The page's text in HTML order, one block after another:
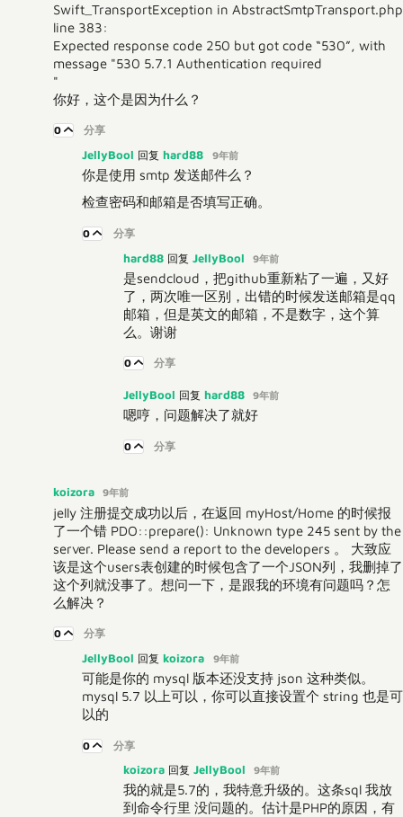
Swift_TransportException in AbstractSmtpTransport.php
line 383:
Expected response code 250 but got code “530”, with
message "530 5.7.1 Authentication required
"
你好，这个是因为什么？
0 分享
JellyBool 回复 hard88 9年前
你是使用 smtp 发送邮件么？
检查密码和邮箱是否填写正确。
0 分享
hard88 回复 JellyBool 9年前
是sendcloud，把github重新粘了一遍，又好
了，两次唯一区别，出错的时候发送邮箱是qq
邮箱，但是英文的邮箱，不是数字，这个算
么。谢谢
0 分享
JellyBool 回复 hard88 9年前
嗯哼，问题解决了就好
0 分享
koizora 9年前
jelly 注册提交成功以后，在返回 myHost/Home 的时候报
了一个错 PDO::prepare(): Unknown type 245 sent by the
server. Please send a report to the developers 。 大致应
该是这个users表创建的时候包含了一个JSON列，我删掉了
这个列就没事了。想问一下，是跟我的环境有问题吗？怎
么解决？
0 分享
JellyBool 回复 koizora 9年前
可能是你的 mysql 版本还没支持 json 这种类似。
mysql 5.7 以上可以，你可以直接设置个 string 也是可
以的
0 分享
koizora 回复 JellyBool 9年前
我的就是5.7的，我特意升级的。这条sql 我放
到命令行里 没问题的。估计是PHP的原因，有